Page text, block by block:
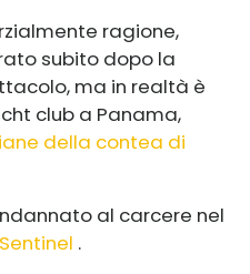
ragione,
subito dopo la
ma in realtà è
club a Panama,
della contea di
al carcere nel
.